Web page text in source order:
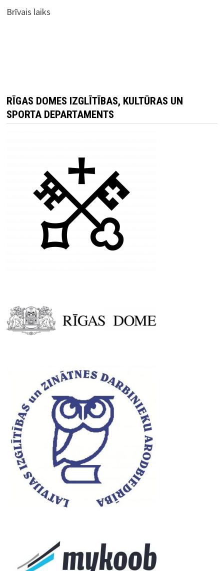
Brīvais laiks
RĪGAS DOMES IZGLĪTĪBAS, KULTŪRAS UN
SPORTA DEPARTAMENTS